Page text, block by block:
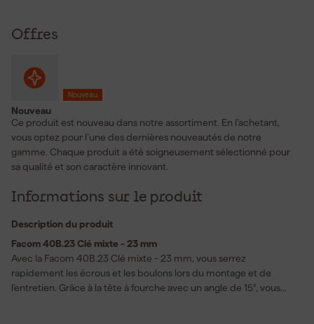
Offres
Nouveau
Nouveau
Ce produit est nouveau dans notre assortiment. En l’achetant,
vous optez pour l’une des dernières nouveautés de notre
gamme. Chaque produit a été soigneusement sélectionné pour
sa qualité et son caractère innovant.
Informations sur le produit
Description du produit
Facom 40B.23 Clé mixte - 23 mm
Avec la Facom 40B.23 Clé mixte - 23 mm, vous serrez
rapidement les écrous et les boulons lors du montage et de
l'entretien. Grâce à la tête à fourche avec un angle de 15°, vous